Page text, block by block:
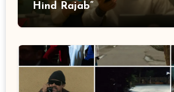
Hind Rajab”